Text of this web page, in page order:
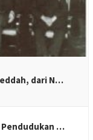
dari N…
Pendudukan …